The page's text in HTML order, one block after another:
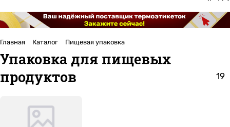
Главная Каталог Пищевая упаковка
Упаковка для пищевых
продуктов
19